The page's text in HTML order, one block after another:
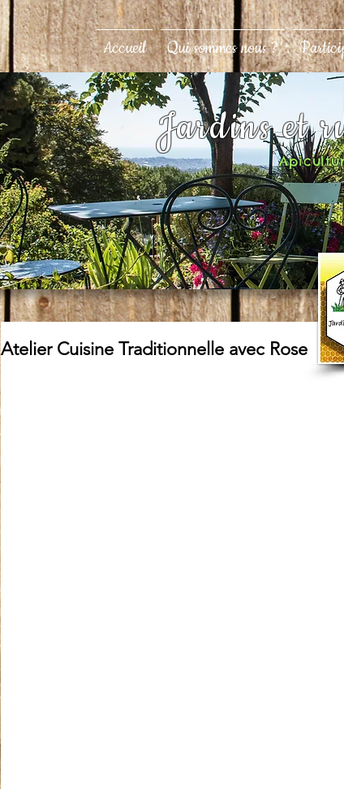
Atelier Cuisine Traditionnelle avec Rose
Accueil Qui sommes nous ?
Jardins et